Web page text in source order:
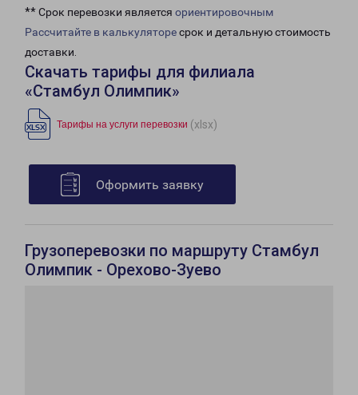
** Срок перевозки является ориентировочным
Рассчитайте в калькуляторесрок и детальную стоимость
доставки.
Скачать тарифы для филиала
«Стамбул Олимпик»
Тарифы на услуги перевозки (xlsx)
Оформить заявку
Грузоперевозки по маршруту Стамбул
Олимпик - Орехово-Зуево